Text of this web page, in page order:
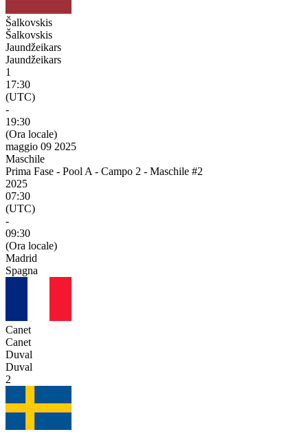
Šalkovskis
Šalkovskis
Jaundžeikars
Jaundžeikars
1
17:30
(UTC)
-
19:30
(Ora locale)
maggio 09 2025
Maschile
Prima Fase - Pool A - Campo 2 - Maschile #2
2025
07:30
(UTC)
-
09:30
(Ora locale)
Madrid
Spagna
Canet
Canet
Duval
Duval
2